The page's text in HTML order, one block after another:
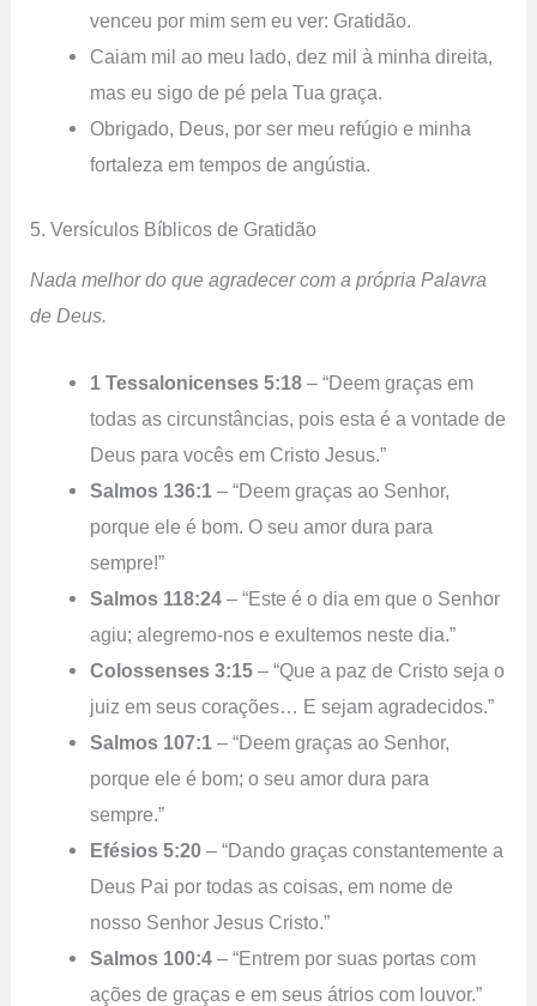
venceu por mim sem eu ver: Gratidão.
Caiam mil ao meu lado, dez mil à minha direita,
mas eu sigo de pé pela Tua graça.
Obrigado, Deus, por ser meu refúgio e minha
fortaleza em tempos de angústia.
5. Versículos Bíblicos de Gratidão
Nada melhor do que agradecer com a própria Palavra
de Deus.
1 Tessalonicenses 5:18– “Deem graças em
todas as circunstâncias, pois esta é a vontade de
Deus para vocês em Cristo Jesus.”
Salmos 136:1– “Deem graças ao Senhor,
porque ele é bom. O seu amor dura para
sempre!”
Salmos 118:24– “Este é o dia em que o Senhor
agiu; alegremo-nos e exultemos neste dia.”
Colossenses 3:15– “Que a paz de Cristo seja o
juiz em seus corações… E sejam agradecidos.”
Salmos 107:1– “Deem graças ao Senhor,
porque ele é bom; o seu amor dura para
sempre.”
Efésios 5:20– “Dando graças constantemente a
Deus Pai por todas as coisas, em nome de
nosso Senhor Jesus Cristo.”
Salmos 100:4– “Entrem por suas portas com
ações de graças e em seus átrios com louvor.”